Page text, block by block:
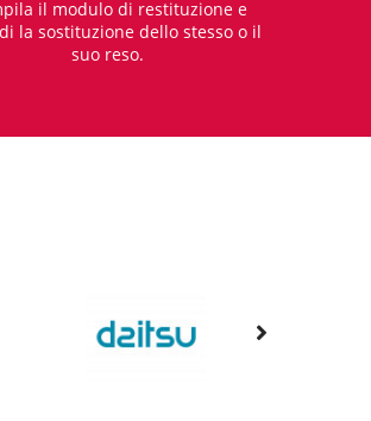
il modulo di restituzione e
la sostituzione dello stesso o il
suo reso.